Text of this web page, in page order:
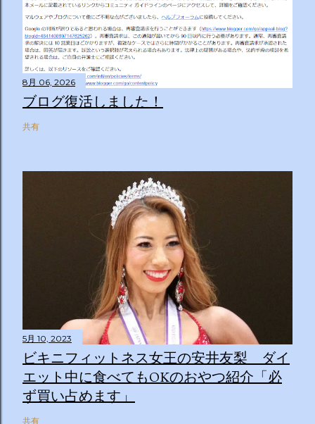
8月 06, 2026
ブログ復活しました！
共有
5月 10, 2023
ビキニフィットネス女王の安井友梨 ダイ
エット中に食べてもOKのおやつ紹介「必
ず買い占めます」
共有